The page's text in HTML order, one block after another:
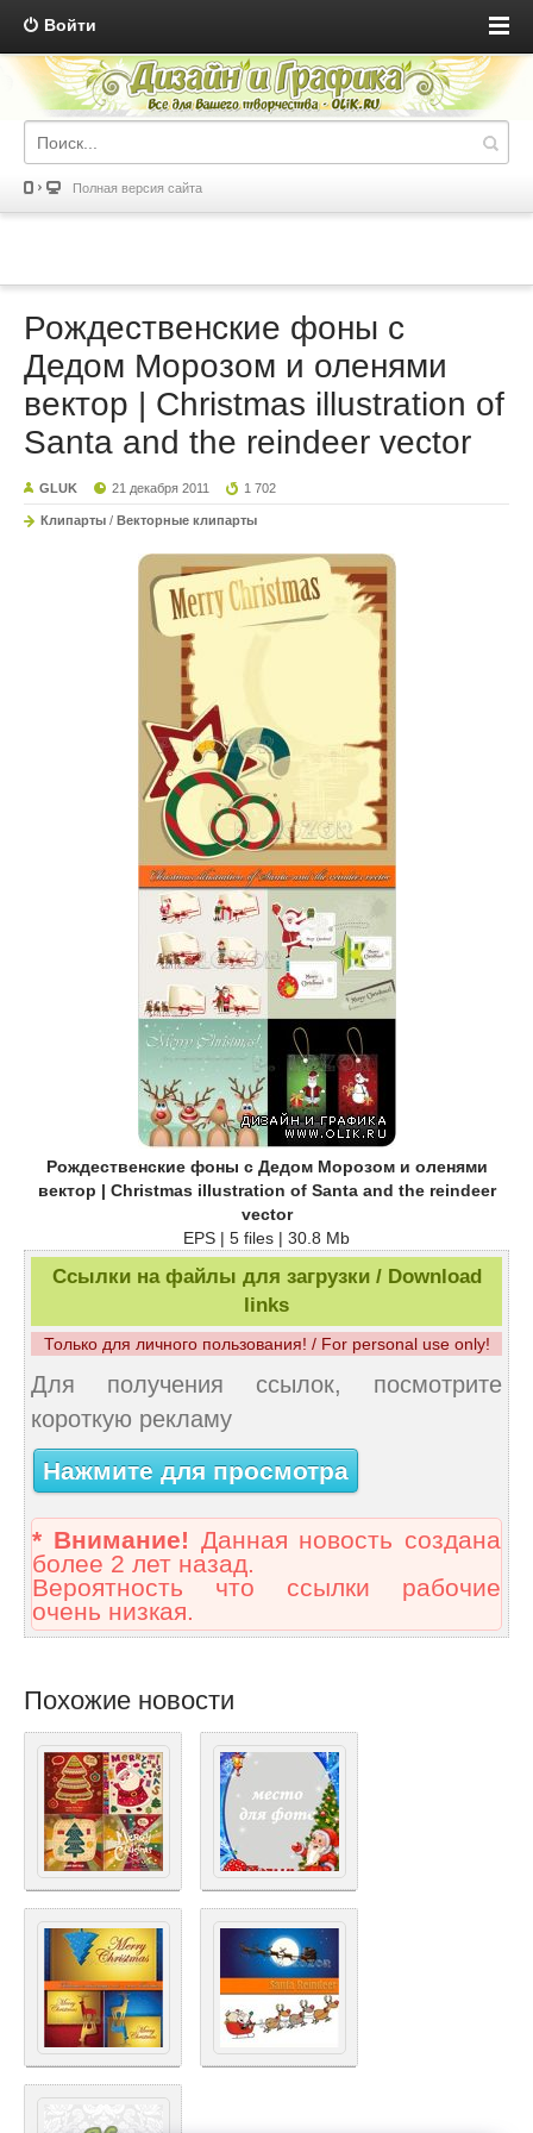
Войти
Полная версия сайта
Рождественские фоны с
Дедом Морозом и оленями
вектор | Christmas illustration of
Santa and the reindeer vector
GLUK 21 декабря 2011 1 702
Клипарты / Векторные клипарты
Рождественские фоны с Дедом Морозом и оленями
вектор | Christmas illustration of Santa and the reindeer
vector
EPS | 5 files | 30.8 Mb
Ссылки на файлы для загрузки / Download
links
Только для личного пользования! / For personal use only!
Для получения ссылок, посмотрите
короткую рекламу
Нажмите для просмотра
* Внимание! Данная новость создана
более 2 лет назад.
Вероятность что ссылки рабочие
очень низкая.
Похожие новости